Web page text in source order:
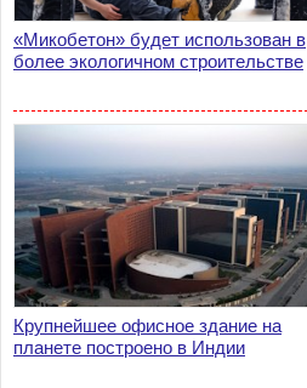
«Микобетон» будет использован в
более экологичном строительстве
Крупнейшее офисное здание на
планете построено в Индии